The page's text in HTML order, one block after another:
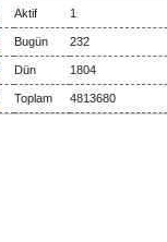
Aktif 1
Bugün 232
Dün 1804
Toplam 4813680